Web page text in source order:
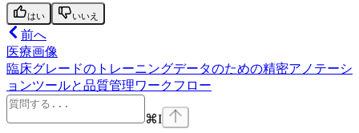
はい いいえ
前へ
医療画像
臨床グレードのトレーニングデータのための精密アノテーシ
ョンツールと品質管理ワークフロー
⌘I